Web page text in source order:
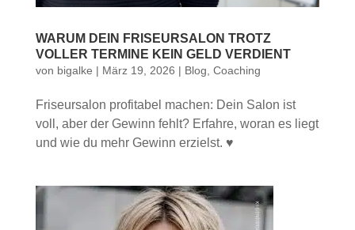
WARUM DEIN FRISEURSALON TROTZ
VOLLER TERMINE KEIN GELD VERDIENT
von bigalke | März 19, 2026 | Blog, Coaching
Friseursalon profitabel machen: Dein Salon ist
voll, aber der Gewinn fehlt? Erfahre, woran es liegt
und wie du mehr Gewinn erzielst. ♥